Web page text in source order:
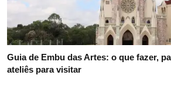
Guia de Embu das Artes: o que fazer,
ateliês para visitar